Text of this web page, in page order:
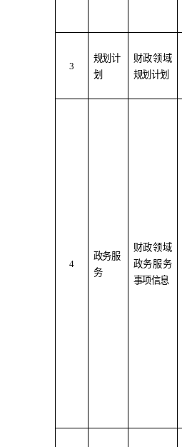
3
规划计
划
财政领域
规划计划
4
政务服
务
财政领域
政务服务
事项信息